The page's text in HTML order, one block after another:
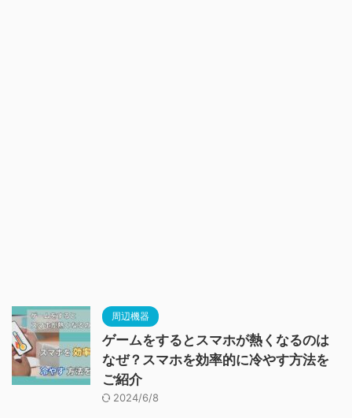
周辺機器
ゲームをするとスマホが熱くなるのは
なぜ？スマホを効率的に冷やす方法を
ご紹介
2024/6/8